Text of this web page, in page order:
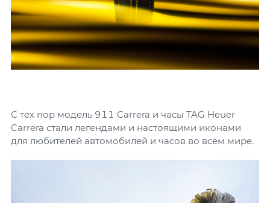
С тех пор модель 911 Carrera и часы TAG Heuer
Carrera стали легендами и настоящими иконами
для любителей автомобилей и часов во всем мире.